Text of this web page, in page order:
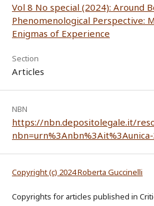
Vol 8 No special (2024): Around
Phenomenological Perspective:
Enigmas of Experience
Section
Articles
NBN
https://nbn.depositolegale.it/
Copyright (c) 2024 Roberta Guccinelli
Copyrights for articles published in